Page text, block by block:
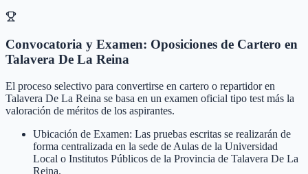
Convocatoria y Examen: Oposiciones de Cartero en
Talavera De La Reina
El proceso selectivo para convertirse en cartero o repartidor en
Talavera De La Reina se basa en un examen oficial tipo test más la
valoración de méritos de los aspirantes.
Ubicación de Examen: Las pruebas escritas se realizarán de
forma centralizada en la sede de Aulas de la Universidad
Local o Institutos Públicos de la Provincia de Talavera De La
Reina.